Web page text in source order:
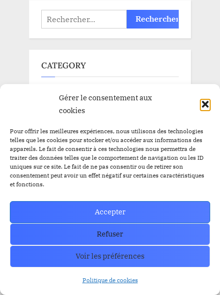
Gérer le consentement aux
cookies
Pour offrir les meilleures expériences, nous utilisons des technologies
telles que les cookies pour stocker et/ou accéder aux informations des
appareils. Le fait de consentir à ces technologies nous permettra de
traiter des données telles que le comportement de navigation ou les ID
uniques sur ce site. Le fait de ne pas consentir ou de retirer son
consentement peut avoir un effet négatif sur certaines caractéristiques
et fonctions.
Accepter
Refuser
Voir les préférences
Politique de cookies
Rechercher :
CATEGORY
Actualités
Pépite à la une
Pépite à la une BitBankCoin
AirdropAirdrop
$BBCAirdrops
BitBankCoin